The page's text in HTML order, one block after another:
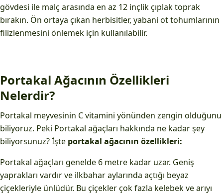
gövdesi ile malç arasında en az 12 inçlik çıplak toprak
bırakın. Ön ortaya çıkan herbisitler, yabani ot tohumlarının
filizlenmesini önlemek için kullanılabilir.
Portakal Ağacının Özellikleri
Nelerdir?
Portakal meyvesinin C vitamini yönünden zengin olduğunu
biliyoruz. Peki Portakal ağaçları hakkında ne kadar şey
biliyorsunuz? İşte portakal ağacının özellikleri:
Portakal ağaçları genelde 6 metre kadar uzar. Geniş
yaprakları vardır ve ilkbahar aylarında açtığı beyaz
çiçekleriyle ünlüdür. Bu çiçekler çok fazla kelebek ve arıyı